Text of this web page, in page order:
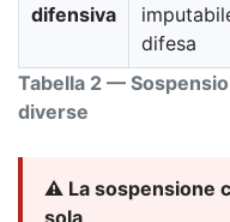
Tabella 2 —
diverse
difensiva
difesa
⚠️ La sospensione
sola